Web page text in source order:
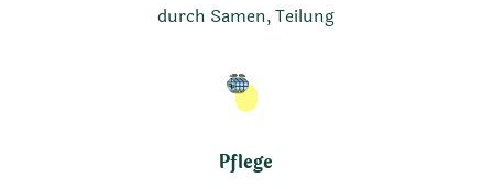
durch Samen, Teilung
Pflege